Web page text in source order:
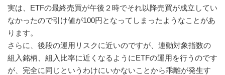
実は、ETFの最終売買が午後２時でそれ以降売買が成立してい
なかったので引け値が100円となってしまったようなことがあ
ります。
さらに、後段の運用リスクに近いのですが、連動対象指数の
組入銘柄、組入比率に近くなるようにETFの運用を行うのです
が、完全に同じというわけにいかないことから乖離が発生す